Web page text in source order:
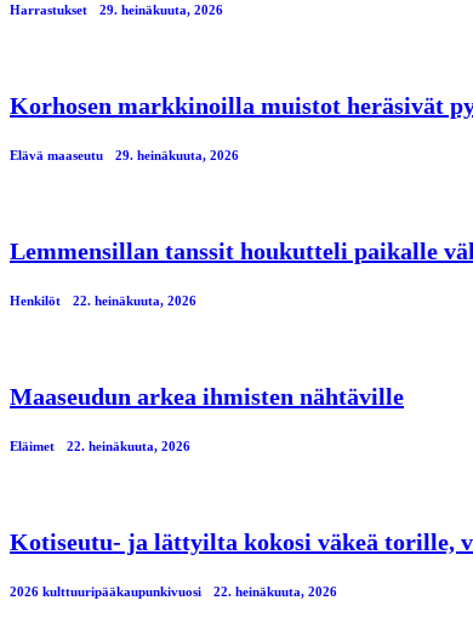
Harrastukset 29. heinäkuuta, 2026
Korhosen markkinoilla muistot heräsivät
Elävä maaseutu 29. heinäkuuta, 2026
Lemmensillan tanssit houkutteli paikalle
Henkilöt 22. heinäkuuta, 2026
Maaseudun arkea ihmisten nähtäville
Eläimet 22. heinäkuuta, 2026
Kotiseutu- ja lättyilta kokosi väkeä
2026 kulttuuripääkaupunkivuosi 22. heinäkuuta, 2026